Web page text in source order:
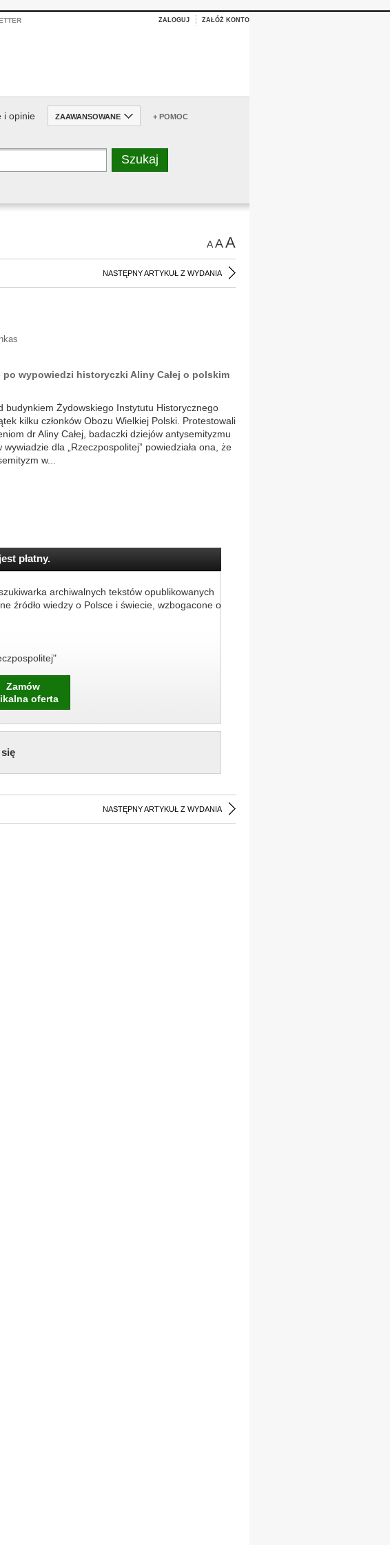
ZALOGUJ ZAŁÓŻ KONTO
i opinie ZAAWANSOWANE + POMOC
AAA
NASTĘPNY ARTYKUŁ Z WYDANIA
po wypowiedzi historyczki Aliny Całej o polskim
budynkiem Żydowskiego Instytutu Historycznego
kilku członków Obozu Wielkiej Polski. Protestowali
dr Aliny Całej, badaczki dziejów antysemityzmu
dla „Rzeczpospolitej” powiedziała ona, że
w...
płatny.
archiwalnych tekstów opublikowanych
źródło wiedzy o Polsce i świecie, wzbogacone o
Zamów
oferta
NASTĘPNY ARTYKUŁ Z WYDANIA